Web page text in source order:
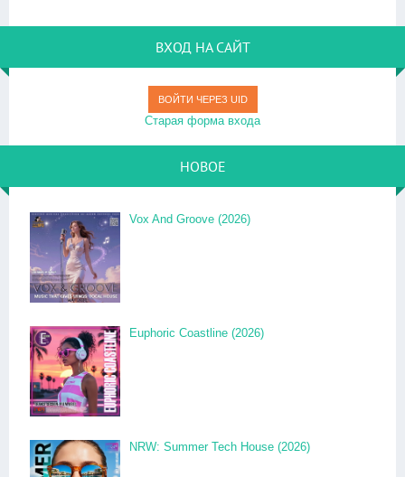
ВХОД НА САЙТ
ВОЙТИ ЧЕРЕЗ UID
Старая форма входа
НОВОЕ
Vox And Groove (2026)
Euphoric Coastline (2026)
NRW: Summer Tech House (2026)